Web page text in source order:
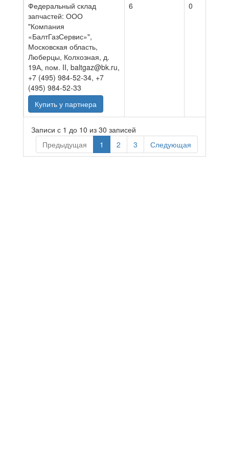
Федеральный склад
запчастей: ООО
"Компания
«БалтГазСервис»",
Московская область,
Люберцы, Колхозная, д.
19А, пом. II, baltgaz@bk.ru,
+7 (495) 984-52-34, +7
(495) 984-52-33
Купить у партнера
6 0
Записи с 1 до 10 из 30 записей
Предыдущая
1 2 3 Следующая